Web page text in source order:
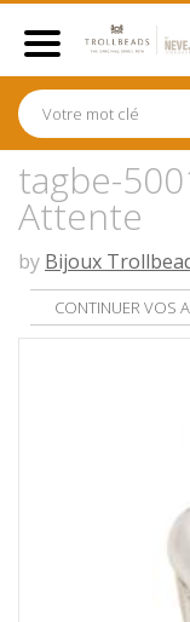
tagbe-
Attente
by Bijoux
CONTINUER VOS